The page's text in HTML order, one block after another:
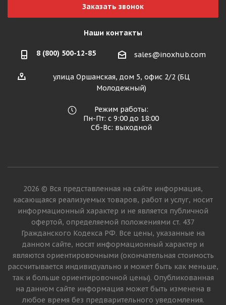
Заказать звонок
Наши контакты
8 (800) 500-12-85 sales@inoxhub.com
улица Оршанская, дом 5, офис 2/2 (БЦ
Молодежный)
Режим работы:
Пн-Пт: с 9:00 до 18:00
Сб-Вс: выходной
2026 © Вся представленная на сайте информация,
касающаяся реализуемых товаров, работ и услуг, носит
информационный характер и не является публичной
офертой, определяемой положениями ст. 437
Гражданского Кодекса РФ. Все цены, указанные на
данном сайте, носят информационный характер и
являются ориентировочными (окончательная стоимость
рассчитывается индивидуально и может быть как меньше,
так и больше ориентировочной цены). Опубликованная
на данном сайте информация может быть изменена в
любое время без предварительного уведомления.